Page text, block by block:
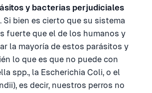
y bacterias perjudiciales
. Si bien es cierto que su sistema
fuerte que el de los humanos y
la mayoría de estos parásitos y
lo que es que no puede con
spp., la Escherichia Coli, o el
es decir, nuestros perros no